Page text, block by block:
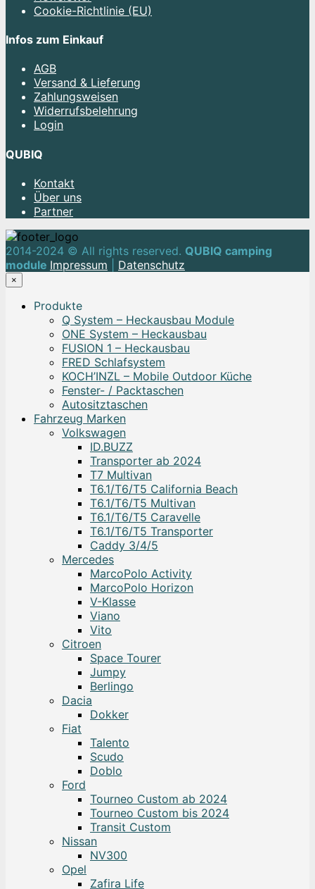
Cookie-Richtlinie (EU)
Infos zum Einkauf
AGB
Versand & Lieferung
Zahlungsweisen
Widerrufsbelehrung
Login
QUBIQ
Kontakt
Über uns
Partner
2014-2024 © All rights reserved. QUBIQ camping
module Impressum Datenschutz
×
Produkte
Q System – Heckausbau Module
ONE System – Heckausbau
FUSION 1 – Heckausbau
FRED Schlafsystem
KOCH’INZL – Mobile Outdoor Küche
Fenster- / Packtaschen
Autositztaschen
Fahrzeug Marken
Volkswagen
ID.BUZZ
Transporter ab 2024
T7 Multivan
T6.1/T6/T5 California Beach
T6.1/T6/T5 Multivan
T6.1/T6/T5 Caravelle
T6.1/T6/T5 Transporter
Caddy 3/4/5
Mercedes
MarcoPolo Activity
MarcoPolo Horizon
V-Klasse
Viano
Vito
Citroen
Space Tourer
Jumpy
Berlingo
Dacia
Dokker
Fiat
Talento
Scudo
Doblo
Ford
Tourneo Custom ab 2024
Tourneo Custom bis 2024
Transit Custom
Nissan
NV300
Opel
Zafira Life